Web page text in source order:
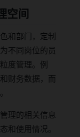
空间
和部门，定制
不同岗位的员
度管理。例
财务数据，而
理的相关信息
和使用情况。